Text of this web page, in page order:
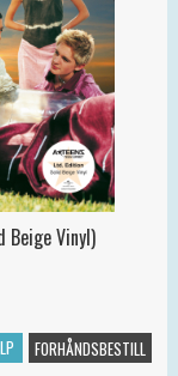
Beige Vinyl)
LP FORHÅNDSBESTILL